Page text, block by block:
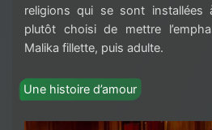
religions qui se sont installées
plutôt choisi de mettre
Malika fillette, puis adulte.
Une histoire d’amour